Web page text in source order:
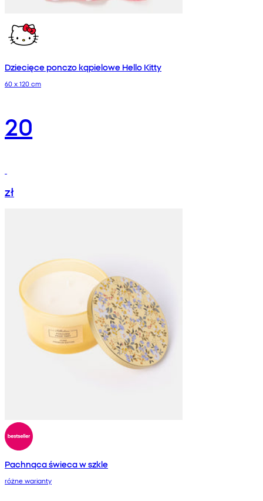
Dziecięce ponczo kąpielowe Hello Kitty
60 x 120 cm
20
zł
Pachnąca świeca w szkle
różne warianty